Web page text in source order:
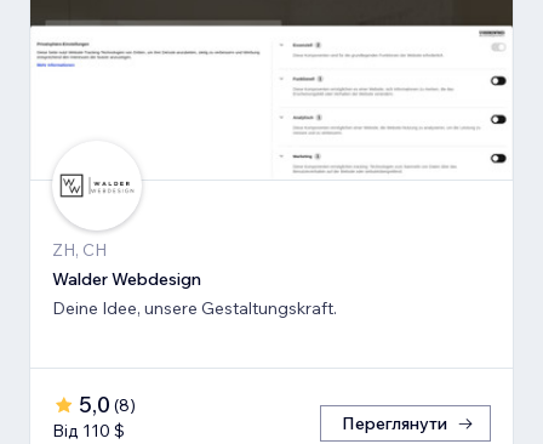
ZH, CH
Walder Webdesign
Deine Idee, unsere Gestaltungskraft.
5,0 (8)
Від 110 $
Переглянути